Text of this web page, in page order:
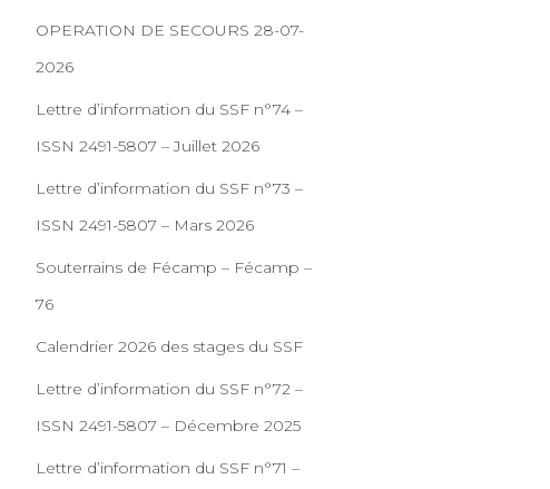
OPERATION DE SECOURS 28-07-
2026
Lettre d’information du SSF n°74 –
ISSN 2491-5807 – Juillet 2026
Lettre d’information du SSF n°73 –
ISSN 2491-5807 – Mars 2026
Souterrains de Fécamp – Fécamp –
76
Calendrier 2026 des stages du SSF
Lettre d’information du SSF n°72 –
ISSN 2491-5807 – Décembre 2025
Lettre d’information du SSF n°71 –